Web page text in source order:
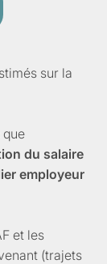
sur la
que
du salaire
employeur
et les
(trajets